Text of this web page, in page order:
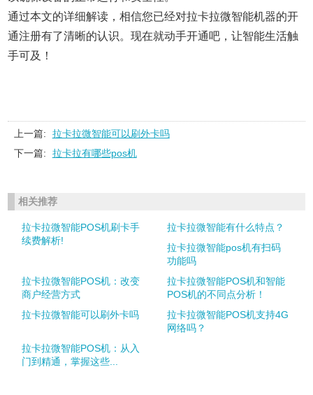
通过本文的详细解读，相信您已经对拉卡拉微智能机器的开
通注册有了清晰的认识。现在就动手开通吧，让智能生活触
手可及！
上一篇:
拉卡拉微智能可以刷外卡吗
下一篇:
拉卡拉有哪些pos机
相关推荐
拉卡拉微智能POS机刷卡手
续费解析!
拉卡拉微智能有什么特点？
拉卡拉微智能pos机有扫码
功能吗
拉卡拉微智能POS机：改变
商户经营方式
拉卡拉微智能POS机和智能
POS机的不同点分析！
拉卡拉微智能可以刷外卡吗
拉卡拉微智能POS机支持4G
网络吗？
拉卡拉微智能POS机：从入
门到精通，掌握这些...